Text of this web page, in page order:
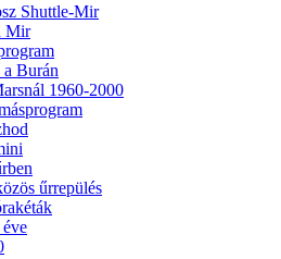
Shuttle-Mir
Mir
Burán
1960-2000
űrrepülés